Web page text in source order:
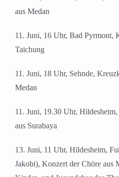
aus Medan
11. Juni, 16 Uhr, Bad Pyrmont,
Taichung
11. Juni, 18 Uhr, Sehnde,
Medan
11. Juni, 19.30 Uhr,
aus Surabaya
13. Juni, 11 Uhr, Hildesheim,
Jakobi), Konzert der Chöre aus